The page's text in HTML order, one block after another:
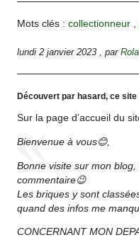
Mots clés :collectionneur ,
lundi 2 janvier 2023 ,par
Découvert par hasard, ce
Sur la page d’accueil du
Bienvenue à vous😊,
Bonne visite sur mon
commentaire😉
Les briques y sont
quand des infos me
CONCERNANT MON